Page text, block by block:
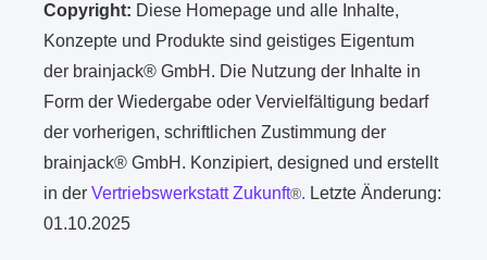
Copyright: Diese Homepage und alle Inhalte,
Konzepte und Produkte sind geistiges Eigentum
der brainjack® GmbH. Die Nutzung der Inhalte in
Form der Wiedergabe oder Vervielfältigung bedarf
der vorherigen, schriftlichen Zustimmung der
brainjack® GmbH. Konzipiert, designed und erstellt
in derVertriebswerkstatt Zukunft®. Letzte Änderung:
01.10.2025